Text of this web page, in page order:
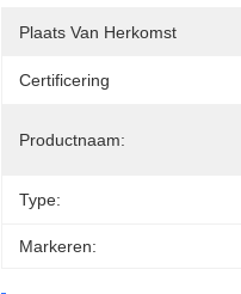
Plaats Van Herkomst
Certificering
Productnaam:
Type:
Markeren: